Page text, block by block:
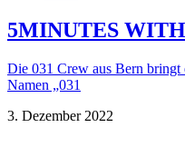
5MINUTES
Die 031 Crew aus Bern bringt
Namen „031
3. Dezember 2022